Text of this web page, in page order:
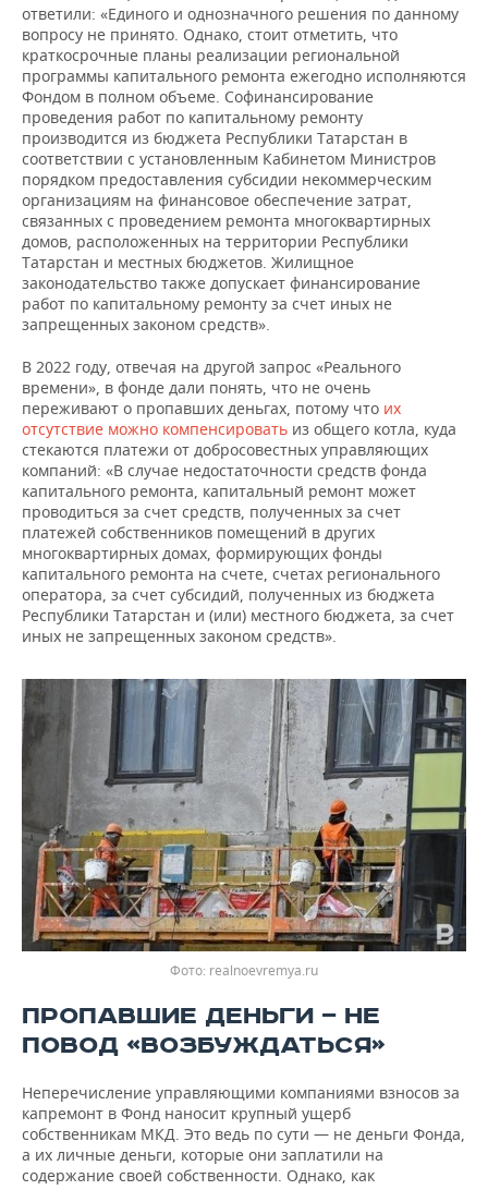
ответили: «Единого и однозначного решения по данному
вопросу не принято. Однако, стоит отметить, что
краткосрочные планы реализации региональной
программы капитального ремонта ежегодно исполняются
Фондом в полном объеме. Софинансирование
проведения работ по капитальному ремонту
производится из бюджета Республики Татарстан в
соответствии с установленным Кабинетом Министров
порядком предоставления субсидии некоммерческим
организациям на финансовое обеспечение затрат,
связанных с проведением ремонта многоквартирных
домов, расположенных на территории Республики
Татарстан и местных бюджетов. Жилищное
законодательство также допускает финансирование
работ по капитальному ремонту за счет иных не
запрещенных законом средств».
В 2022 году, отвечая на другой запрос «Реального
времени», в фонде дали понять, что не очень
переживают о пропавших деньгах, потому что их
отсутствие можно компенсировать из общего котла, куда
стекаются платежи от добросовестных управляющих
компаний: «В случае недостаточности средств фонда
капитального ремонта, капитальный ремонт может
проводиться за счет средств, полученных за счет
платежей собственников помещений в других
многоквартирных домах, формирующих фонды
капитального ремонта на счете, счетах регионального
оператора, за счет субсидий, полученных из бюджета
Республики Татарстан и (или) местного бюджета, за счет
иных не запрещенных законом средств».
Фото: realnoevremya.ru
ПРОПАВШИЕ ДЕНЬГИ — НЕ
ПОВОД «ВОЗБУЖДАТЬСЯ»
Неперечисление управляющими компаниями взносов за
капремонт в Фонд наносит крупный ущерб
собственникам МКД. Это ведь по сути — не деньги Фонда,
а их личные деньги, которые они заплатили на
содержание своей собственности. Однако, как